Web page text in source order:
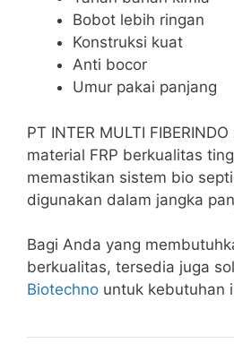
Bobot lebih ringan
Konstruksi kuat
Anti bocor
Umur pakai panjang
PT INTER MULTI
material FRP berkualitas
memastikan sistem bio
digunakan dalam jangka
Bagi Anda yang
berkualitas, tersedia juga
Biotechno untuk kebutuhan